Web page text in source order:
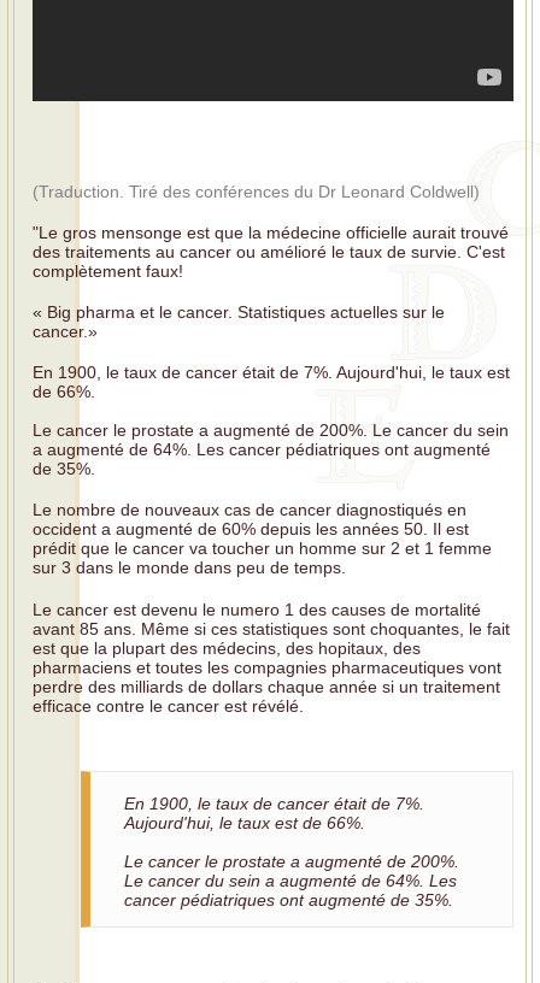
(Traduction. Tiré des conférences du Dr Leonard Coldwell)
"Le gros mensonge est que la médecine officielle aurait trouvé
des traitements au cancer ou amélioré le taux de survie. C'est
complètement faux!
« Big pharma et le cancer. Statistiques actuelles sur le
cancer.»
En 1900, le taux de cancer était de 7%. Aujourd'hui, le taux est
de 66%.
Le cancer le prostate a augmenté de 200%. Le cancer du sein
a augmenté de 64%. Les cancer pédiatriques ont augmenté
de 35%.
Le nombre de nouveaux cas de cancer diagnostiqués en
occident a augmenté de 60% depuis les années 50. Il est
prédit que le cancer va toucher un homme sur 2 et 1 femme
sur 3 dans le monde dans peu de temps.
Le cancer est devenu le numero 1 des causes de mortalité
avant 85 ans. Même si ces statistiques sont choquantes, le fait
est que la plupart des médecins, des hopitaux, des
pharmaciens et toutes les compagnies pharmaceutiques vont
perdre des milliards de dollars chaque année si un traitement
efficace contre le cancer est révélé.
En 1900, le taux de cancer était de 7%.
Aujourd'hui, le taux est de 66%.
Le cancer le prostate a augmenté de 200%.
Le cancer du sein a augmenté de 64%. Les
cancer pédiatriques ont augmenté de 35%.